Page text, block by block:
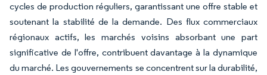
cycles de production réguliers, garantissant une offre stable et
soutenant la stabilité de la demande. Des flux commerciaux
régionaux actifs, les marchés voisins absorbant une part
significative de l'offre, contribuent davantage à la dynamique
du marché. Les gouvernements se concentrent sur la durabilité,